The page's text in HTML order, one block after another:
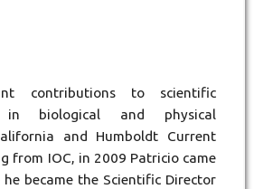
contributions to scientific
in biological and physical
and Humboldt Current
from IOC, in 2009 Patricio came
became the Scientific Director